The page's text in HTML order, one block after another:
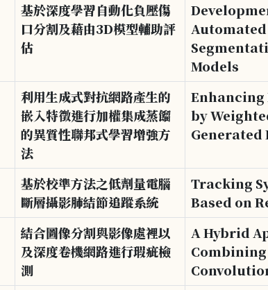
基於深度學習自動化負壓傷
口分割及藉由3D模型輔助評
估
Models
利用生成式對抗網路產生的
嵌入特徵進行加權集成蒸餾
的異質性聯邦式學習增強方
法
Enhancing
by
Generated
基於校準方法之低劑量電腦
斷層攝影肺結節追蹤系統
Tracking
Based on
結合圖像分割與影像處裡以
及深度卷機網路進行瑕疵檢
測
A Hybrid